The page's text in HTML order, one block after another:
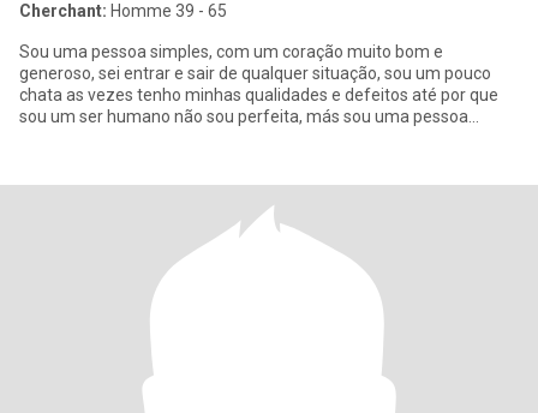
Cherchant: Homme 39 - 65
Sou uma pessoa simples, com um coração muito bom e
generoso, sei entrar e sair de qualquer situação, sou um pouco
chata as vezes tenho minhas qualidades e defeitos até por que
sou um ser humano não sou perfeita, más sou uma pessoa